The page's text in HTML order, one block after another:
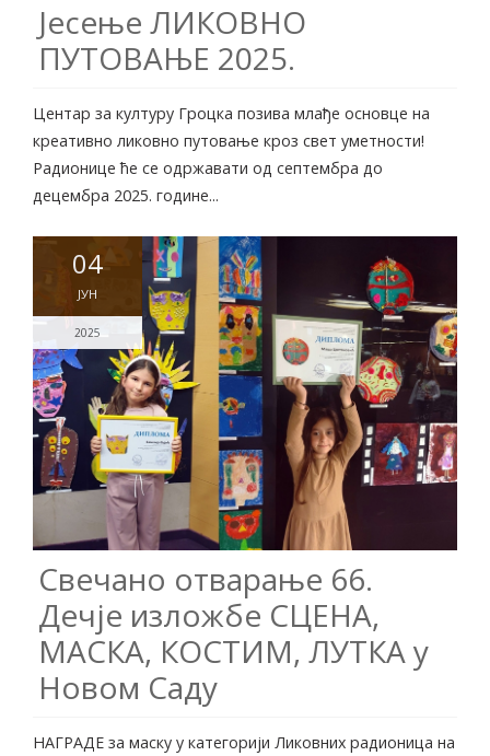
Јесење ЛИКОВНО
ПУТОВАЊЕ 2025.
Центар за културу Гроцка позива млађе основце на
креативно ликовно путовање кроз свет уметности!
Радионице ће се одржавати oд септембра до
децембра 2025. године...
04
ЈУН
2025
Свечано отварање 66.
Дечје изложбе СЦЕНА,
МАСКА, КОСТИМ, ЛУТКА у
Новом Саду
НАГРАДЕ за маску у категорији Ликовних радионица на